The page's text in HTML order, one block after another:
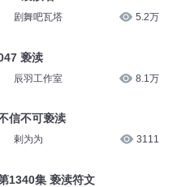
剧舞吧瓦塔 5.2万
亵渎
辰羽工作室 8.1万
信不可亵渎
剌为为 3111
1340集 亵渎符文